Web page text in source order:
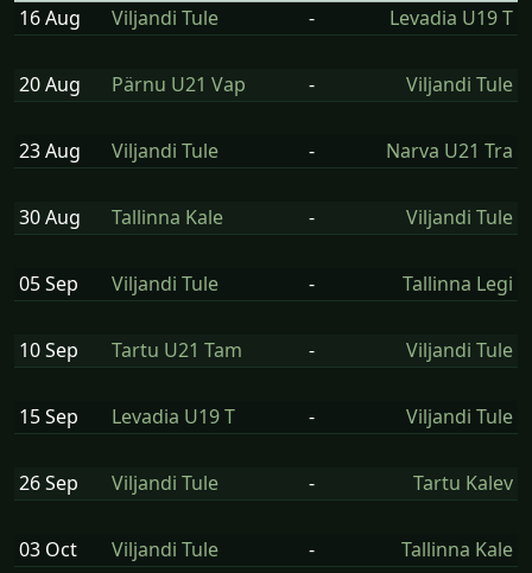
16 Aug
Viljandi Tule - Levadia U19 T
20 Aug Pärnu U21 Vap - Viljandi Tule
23 Aug Viljandi Tule - Narva U21 Tra
30 Aug Tallinna Kale - Viljandi Tule
05 Sep Viljandi Tule - Tallinna Legi
10 Sep Tartu U21 Tam - Viljandi Tule
15 Sep Levadia U19 T - Viljandi Tule
26 Sep Viljandi Tule - Tartu Kalev
03 Oct Viljandi Tule - Tallinna Kale